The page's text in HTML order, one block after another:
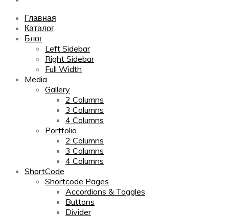
Главная
Каталог
Блог
Left Sidebar
Right Sidebar
Full Width
Media
Gallery
2 Columns
3 Columns
4 Columns
Portfolio
2 Columns
3 Columns
4 Columns
ShortCode
Shortcode Pages
Accordions & Toggles
Buttons
Divider